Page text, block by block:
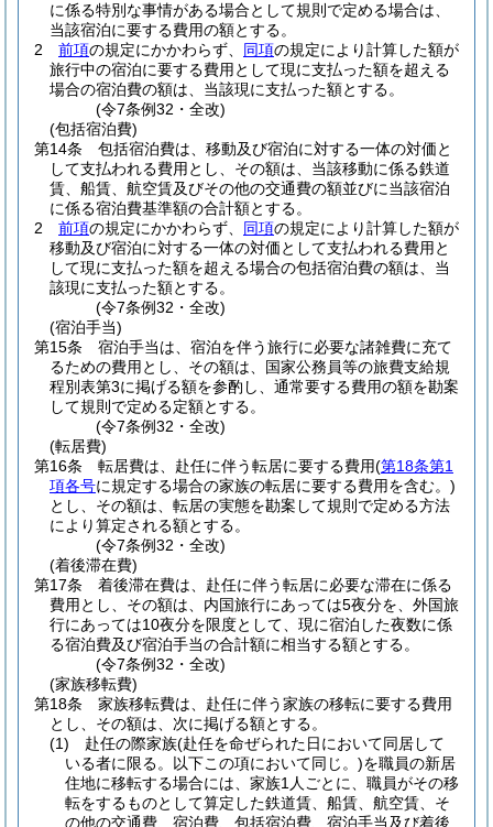
に係る特別な事情がある場合として規則で定める場合は、
当該宿泊に要する費用の額とする。
2
前項の規定にかかわらず、 同項の規定により計算した額が
旅行中の宿泊に要する費用として現に支払った額を超える
場合の宿泊費の額は、当該現に支払った額とする。
(令7条例32・全改)
(包括宿泊費)
第14条
包括宿泊費は、移動及び宿泊に対する一体の対価と
して支払われる費用とし、その額は、当該移動に係る鉄道
賃、船賃、航空賃及びその他の交通費の額並びに当該宿泊
に係る宿泊費基準額の合計額とする。
2
前項の規定にかかわらず、 同項の規定により計算した額が
移動及び宿泊に対する一体の対価として支払われる費用と
して現に支払った額を超える場合の包括宿泊費の額は、当
該現に支払った額とする。
(令7条例32・全改)
(宿泊手当)
第15条
宿泊手当は、宿泊を伴う旅行に必要な諸雑費に充て
るための費用とし、その額は、国家公務員等の旅費支給規
程別表第3に掲げる額を参酌し、通常要する費用の額を勘案
して規則で定める定額とする。
(令7条例32・全改)
(転居費)
第16条
転居費は、赴任に伴う転居に要する費用(第18条第1
項各号に規定する場合の家族の転居に要する費用を含む。)
とし、その額は、転居の実態を勘案して規則で定める方法
により算定される額とする。
(令7条例32・全改)
(着後滞在費)
第17条
着後滞在費は、赴任に伴う転居に必要な滞在に係る
費用とし、その額は、内国旅行にあっては5夜分を、外国旅
行にあっては10夜分を限度として、現に宿泊した夜数に係
る宿泊費及び宿泊手当の合計額に相当する額とする。
(令7条例32・全改)
(家族移転費)
第18条
家族移転費は、赴任に伴う家族の移転に要する費用
とし、その額は、次に掲げる額とする。
(1)
赴任の際家族(赴任を命ぜられた日において同居して
いる者に限る。以下この項において同じ。)を職員の新居
住地に移転する場合には、家族1人ごとに、職員がその移
転をするものとして算定した鉄道賃、船賃、航空賃、そ
の他の交通費、宿泊費、包括宿泊費、宿泊手当及び着後